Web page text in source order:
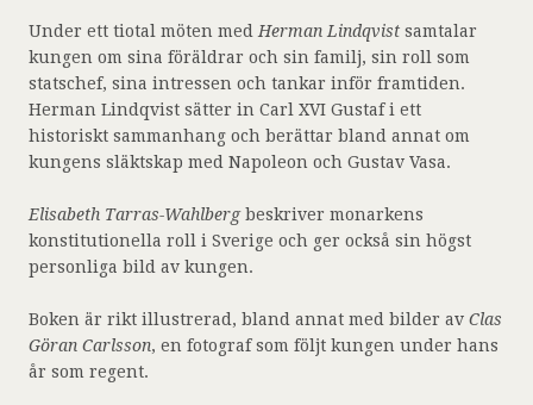
Under ett tiotal möten medHerman Lindqvist samtalar
kungen om sina föräldrar och sin familj, sin roll som
statschef, sina intressen och tankar inför framtiden.
Herman Lindqvist sätter in Carl XVI Gustaf i ett
historiskt sammanhang och berättar bland annat om
kungens släktskap med Napoleon och Gustav Vasa.
Elisabeth Tarras-Wahlbergbeskriver monarkens
konstitutionella roll i Sverige och ger också sin högst
personliga bild av kungen.
Boken är rikt illustrerad, bland annat med bilder av Clas
Göran Carlsson, en fotograf som följt kungen under hans
år som regent.